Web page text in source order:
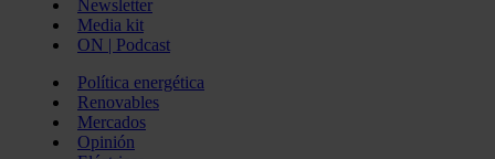
Newsletter
Media kit
ON | Podcast
Política energética
Renovables
Mercados
Opinión